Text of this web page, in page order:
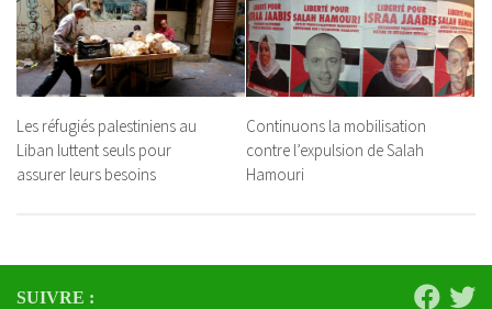
Les réfugiés palestiniens au
Liban luttent seuls pour
assurer leurs besoins
Continuons la mobilisation
contre l’expulsion de Salah
Hamouri
SUIVRE :